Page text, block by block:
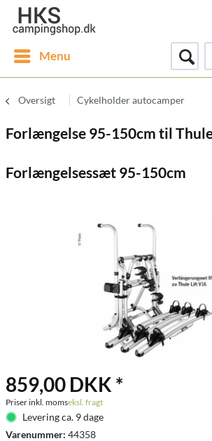
Menu
Oversigt Cykelholder autocamper
Forlængelse 95-150cm til
Forlængelsessæt 95-150cm
859,00 DKK *
Priser inkl. momseksl. fragt
Levering ca. 9 dage
Varenummer: 44358